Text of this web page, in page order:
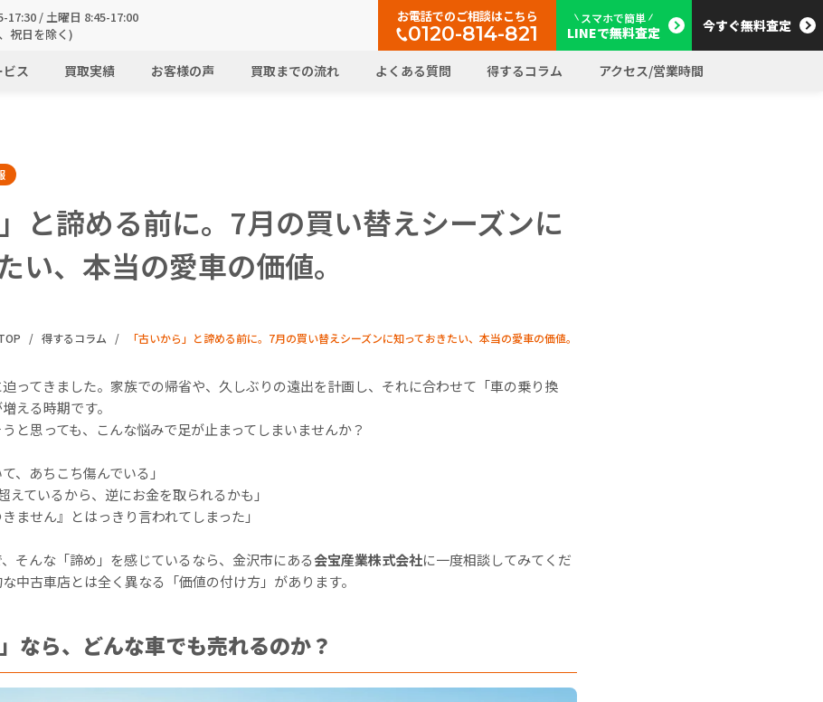
17:30 / 土曜日 8:45-17:00
祝日を除く)
お電話でのご相談はこちら
0120-814-821
スマホで簡単
LINEで無料査定 今すぐ無料査定
ス 買取実績 お客様の声 買取までの流れ よくある質問 得するコラム アクセス/営業時間
」と諦める前に。7月の買い替えシーズンに
い、本当の愛車の価値。
得するコラム 「古いから」と諦める前に。7月の買い替えシーズンに知っておきたい、本当の愛車の価値。
ってきました。家族での帰省や、久しぶりの遠出を計画し、それに合わせて「車の乗り換
える時期です。
と思っても、こんな悩みで足が止まってしまいませんか？
、あちこち傷んでいる」
えているから、逆にお金を取られるかも」
ません』とはっきり言われてしまった」
そんな「諦め」を感じているなら、金沢市にある会宝産業株式会社に一度相談してみてくだ
中古車店とは全く異なる「価値の付け方」があります。
なら、どんな車でも売れるのか？